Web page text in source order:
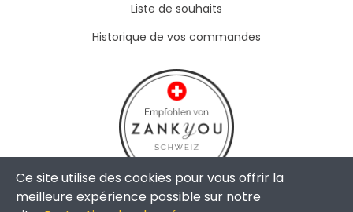
Liste de souhaits
Historique de vos commandes
Ce site utilise des cookies pour vous offrir la
meilleure expérience possible sur notre